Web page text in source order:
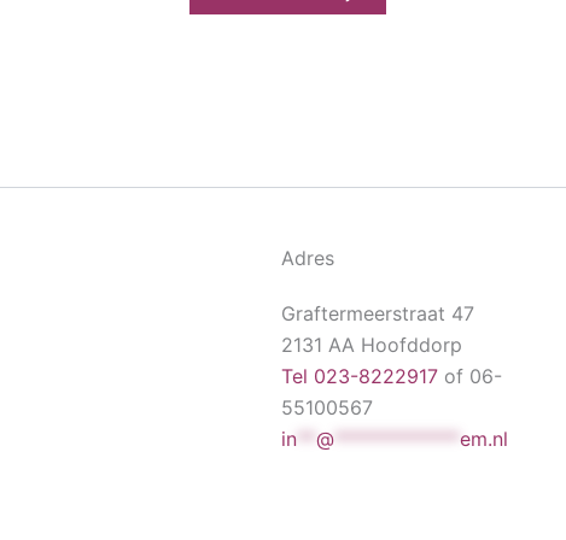
Adres
Graftermeerstraat 47
2131 AA Hoofddorp
Tel 023-8222917 of 06-
55100567
in ** @ ************* em.nl